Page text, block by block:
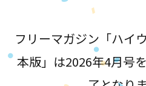
フリーマガジン「ハイ
本版」は2026年4月号